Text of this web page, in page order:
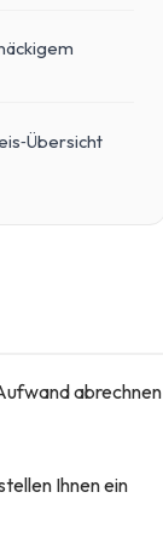
abrechnen
Ihnen ein